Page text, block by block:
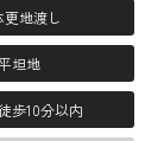
更地渡し
坦地
歩10分以内